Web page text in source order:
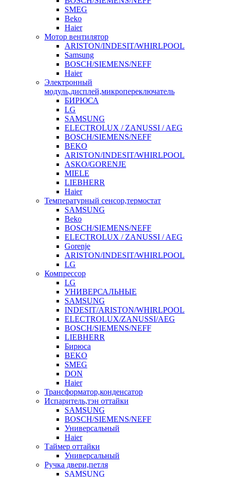
SMEG
Beko
Haier
Мотор вентилятор
ARISTON/INDESIT/WHIRLPOOL
Samsung
BOSCH/SIEMENS/NEFF
Haier
Электронный
модуль,дисплей,микропереключатель
БИРЮСА
LG
SAMSUNG
ELECTROLUX / ZANUSSI / AEG
BOSCH/SIEMENS/NEFF
BEKO
ARISTON/INDESIT/WHIRLPOOL
ASKO/GORENJE
MIELE
LIEBHERR
Haier
Температурный сенсор,термостат
SAMSUNG
Beko
BOSCH/SIEMENS/NEFF
ELECTROLUX / ZANUSSI / AEG
Gorenje
ARISTON/INDESIT/WHIRLPOOL
LG
Компрессор
LG
УНИВЕРСАЛЬНЫЕ
SAMSUNG
INDESIT/ARISTON/WHIRLPOOL
ELECTROLUX/ZANUSSI/AEG
BOSCH/SIEMENS/NEFF
LIEBHERR
Бирюса
BEKO
SMEG
DON
Haier
Трансформатор,конденсатор
Испаритель,тэн оттайки
SAMSUNG
BOSCH/SIEMENS/NEFF
Универсальный
Haier
Таймер оттайки
Универсальный
Ручка двери,петля
SAMSUNG